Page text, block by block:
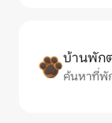
บ้านพัก
ค้นหาที่พั